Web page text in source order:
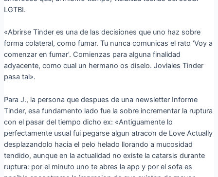
LGTBI.
«Abrirse Tinder es una de las decisiones que uno haz sobre
forma colateral, como fumar. Tu nunca comunicas el rato ‘Voy a
comenzar en fumar’. Comienzas para alguna finalidad
adyacente, como cual un hermano os diselo. Joviales Tinder
pasa tal».
Para J., la persona que despues de una newsletter Informe
Tinder, esa fundamento lado fue la sobre incrementar la ruptura
con el pasar del tiempo dicho ex: «Antiguamente lo
perfectamente usual fui pegarse algun atracon de Love Actually
desplazandolo hacia el pelo helado llorando a mucosidad
tendido, aunque en la actualidad no existe la catarsis durante
ruptura: por el minuto uno te abres la app y por el sofa es